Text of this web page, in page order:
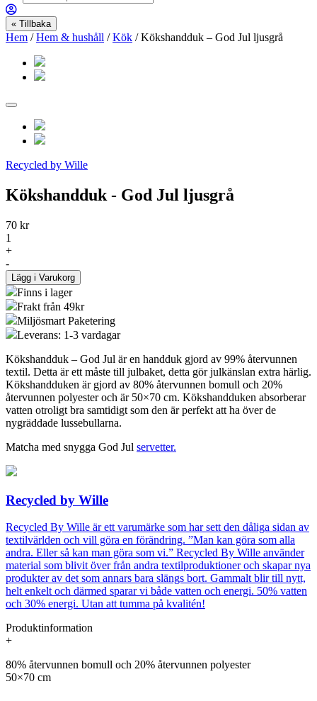
search
« Tillbaka
Hem /Hem & hushåll /Kök / Kökshandduk – God Jul ljusgrå
Recycled by Wille
Kökshandduk - God Jul ljusgrå
70 kr
1
+
-
Lägg i Varukorg
Finns i lager
Frakt från 49kr
Miljösmart Paketering
Leverans: 1-3 vardagar
Kökshandduk – God Jul är en handduk gjord av 99% återvunnen
textil. Detta är ett måste till julbaket, detta gör julkänslan extra härlig.
Kökshandduken är gjord av 80% återvunnen bomull och 20%
återvunnen polyester och är 50×70 cm. Kökshandduken absorberar
vatten otroligt bra samtidigt som den är perfekt att ha över de
nygräddade lussebullarna.
Matcha med snygga God Jul servetter.
Recycled by Wille
Recycled By Wille är ett varumärke som har sett den dåliga sidan av
textilvärlden och vill göra en förändring. ”Man kan göra som alla
andra. Eller så kan man göra som vi.” Recycled By Wille använder
material som blivit över från andra textilproduktioner och skapar nya
produkter av det som annars bara slängs bort. Gammalt blir till nytt,
helt enkelt och därmed sparar vi både vatten och energi. 50% vatten
och 30% energi. Utan att tumma på kvalitén!
Produktinformation
+
80% återvunnen bomull och 20% återvunnen polyester
50×70 cm